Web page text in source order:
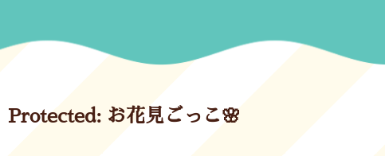
Protected: お花見ごっこ🌸